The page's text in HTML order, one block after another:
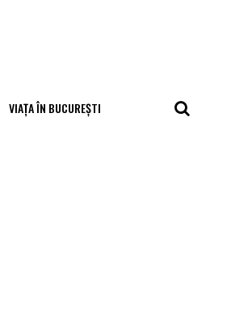
VIAȚA ÎN BUCUREȘTI